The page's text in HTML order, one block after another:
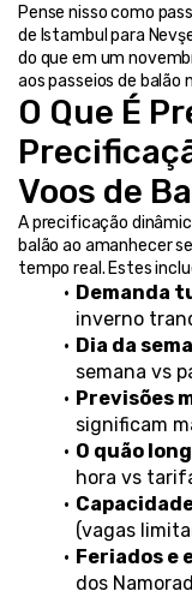
Pense nisso como
de Istambul para
do que em um
aos passeios de balão
O Que É
Voos de
A precificação
balão ao amanhecer
tempo real. Estes
Demanda
inverno
Dia da
semana vs
Previsões
significam
O quão
hora vs
(vagas
Feriados e
dos